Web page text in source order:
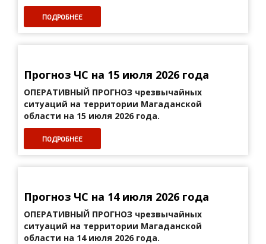
ПОДРОБНЕЕ
Прогноз ЧС на 15 июля 2026 года
ОПЕРАТИВНЫЙ ПРОГНОЗ чрезвычайных
ситуаций на территории Магаданской
области на 15 июля 2026 года.
ПОДРОБНЕЕ
Прогноз ЧС на 14 июля 2026 года
ОПЕРАТИВНЫЙ ПРОГНОЗ чрезвычайных
ситуаций на территории Магаданской
области на 14 июля 2026 года.